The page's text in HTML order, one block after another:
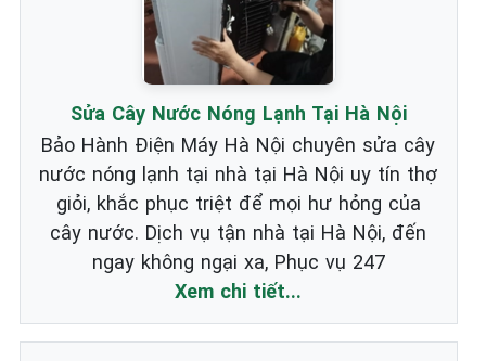
Sửa Cây Nước Nóng Lạnh Tại Hà Nội
Bảo Hành Điện Máy Hà Nội chuyên sửa cây
nước nóng lạnh tại nhà tại Hà Nội uy tín thợ
giỏi, khắc phục triệt để mọi hư hỏng của
cây nước. Dịch vụ tận nhà tại Hà Nội, đến
ngay không ngại xa, Phục vụ 247
Xem chi tiết...